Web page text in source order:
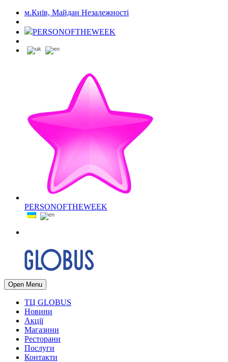
м.Київ, Майдан Незалежності
PERSONOFTHEWEEK
PERSONOFTHEWEEK
Open Menu
ТЦ GLOBUS
Новини
Акції
Магазини
Ресторани
Послуги
Контакти